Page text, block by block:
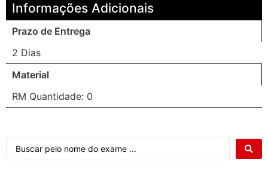
Informações Adicionais
Prazo de Entrega
2 Dias
Material
RM Quantidade: 0